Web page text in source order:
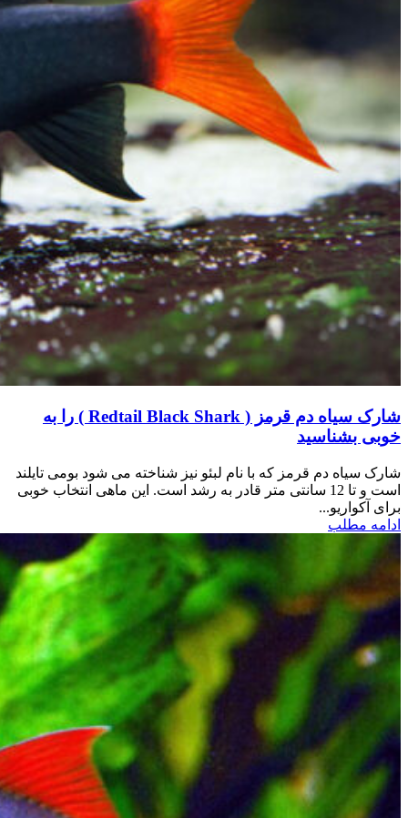
شارک سیاه دم قرمز ( Redtail Black Shark ) را به
خوبی بشناسید
شارک سیاه دم قرمز که با نام لبئو نیز شناخته می شود بومی تایلند
است و تا 12 سانتی متر قادر به رشد است. این ماهی انتخاب خوبی
برای آکواریو...
ادامه مطلب